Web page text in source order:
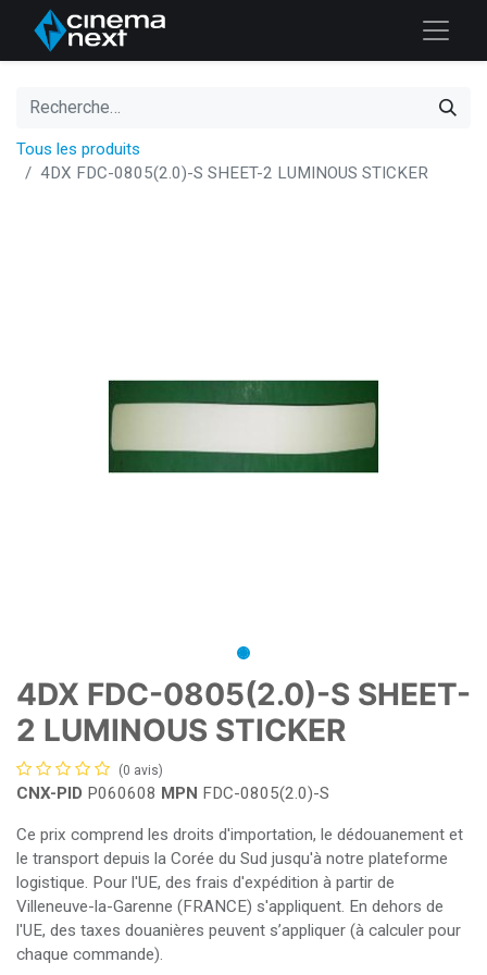
Tous les produits
4DX FDC-0805(2.0)-S SHEET-2 LUMINOUS STICKER
4DX FDC-0805(2.0)-S SHEET-
2 LUMINOUS STICKER
(0 avis)
CNX-PID P060608 MPN FDC-0805(2.0)-S
Ce prix comprend les droits d'importation, le dédouanement et
le transport depuis la Corée du Sud jusqu'à notre plateforme
logistique. Pour l'UE, des frais d'expédition à partir de
Villeneuve-la-Garenne (FRANCE) s'appliquent. En dehors de
l'UE, des taxes douanières peuvent s’appliquer (à calculer pour
chaque commande).